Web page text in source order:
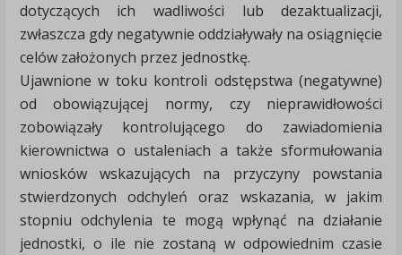
dotyczących ich wadliwości lub dezaktualizacji,
zwłaszcza gdy negatywnie oddziaływały na osiągnięcie
celów założonych przez jednostkę.
Ujawnione w toku kontroli odstępstwa (negatywne)
od obowiązującej normy, czy nieprawidłowości
zobowiązały kontrolującego do zawiadomienia
kierownictwa o ustaleniach a także sformułowania
wniosków wskazujących na przyczyny powstania
stwierdzonych odchyleń oraz wskazania, w jakim
stopniu odchylenia te mogą wpłynąć na działanie
jednostki, o ile nie zostaną w odpowiednim czasie